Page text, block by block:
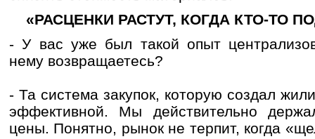
«РАСЦЕНКИ РАСТУТ, КОГДА КТО-ТО
- У вас уже был такой опыт
нему возвращаетесь?
- Та система закупок, которую создал
эффективной. Мы действительно
цены. Понятно, рынок не терпит, когда